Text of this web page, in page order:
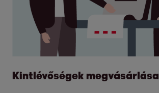
Kintlévőségek megvásárlása